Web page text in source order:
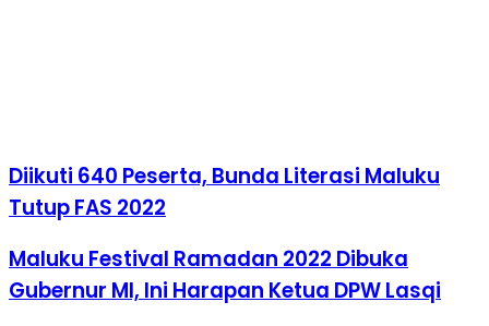
Diikuti 640 Peserta, Bunda Literasi Maluku
Tutup FAS 2022
Maluku Festival Ramadan 2022 Dibuka
Gubernur MI, Ini Harapan Ketua DPW Lasqi